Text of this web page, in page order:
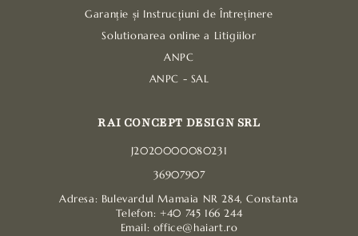
Garanție și Instrucțiuni de Întreținere
Solutionarea online a Litigiilor
ANPC
ANPC - SAL
RAI CONCEPT DESIGN SRL
J2020000080231
36907907
Adresa: Bulevardul Mamaia NR 284, Constanta
Telefon: +40 745 166 244
Email: office@haiart.ro